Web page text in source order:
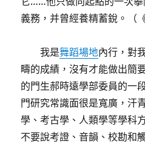
義務，并曾經養精蓄銳。（
我是舞蹈場地內行，對
疇的成績，沒有才能做出簡
的門生郝時遠學部委員的一
門研究常識面很是寬廣，汗
學、考古學、人類學等學科
不要說考證、音韻、校勘和